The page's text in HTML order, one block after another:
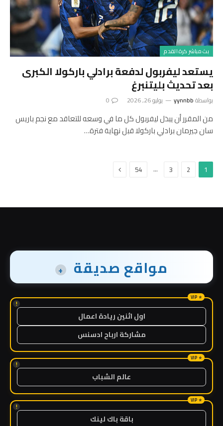
بث مباشر كرة القدم
يستعد ليفربول لدفعة برادلي باركولا الكبرى
بعد تحديث بليتنبرغ
بواسطةyynnbb يوليو 26, 2026 0
من المقرر أن يبذل ليفربول كل ما في وسعه للتعاقد مع نجم باريس
سان جيرمان برادلي باركولا قبل نهاية فترة…
1
2
3
…
54 التالي
مواقع صديقة +
!
اول اثنين ريادة اعمال
مشاركة ارباح ادسنس
!
عالم الشباب
!
باقة باك لينك